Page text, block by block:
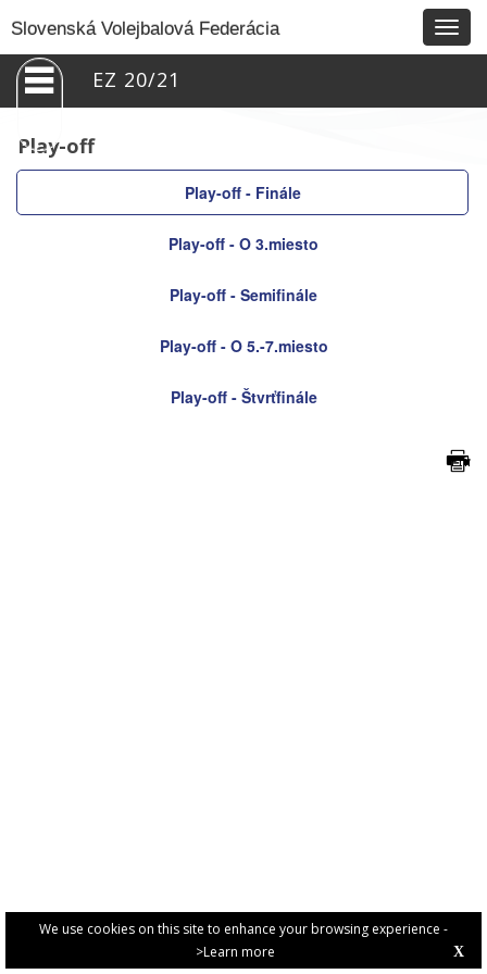
We use cookies on this site to enhance your browsing experience -
>Learn more
X
Slovenská Volejbalová Federácia
EZ 20/21
Play-off
Play-off - Finále
Play-off - O 3.miesto
Play-off - Semifinále
Play-off - O 5.-7.miesto
Play-off - Štvrťfinále